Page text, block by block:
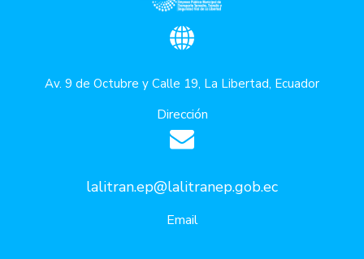
Av. 9 de Octubre y Calle 19, La Libertad, Ecuador
Dirección
lalitran.ep@lalitranep.gob.ec
Email